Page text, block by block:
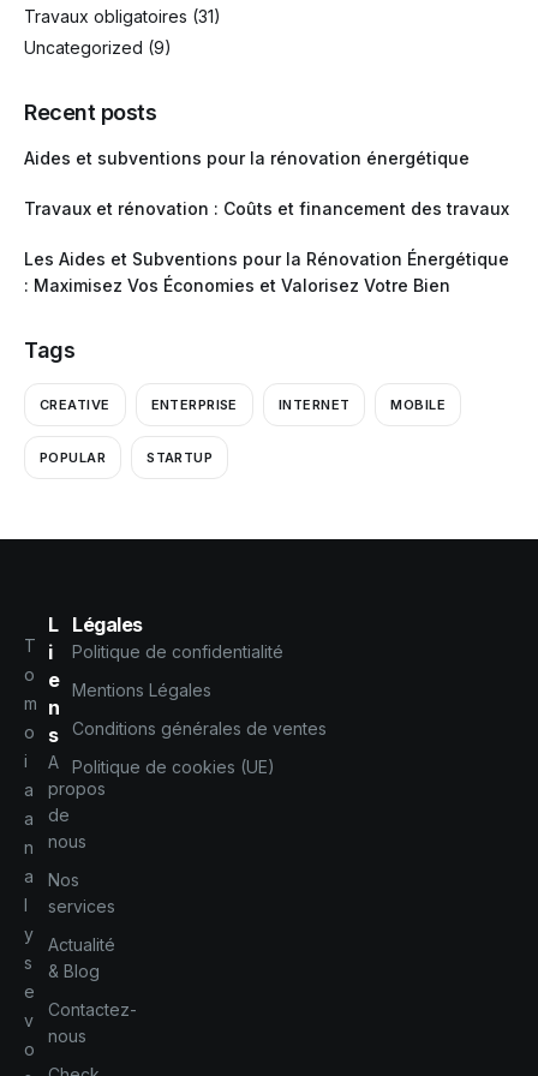
Travaux obligatoires (31)
Uncategorized (9)
Recent posts
Aides et subventions pour la rénovation énergétique
Travaux et rénovation : Coûts et financement des travaux
Les Aides et Subventions pour la Rénovation Énergétique
: Maximisez Vos Économies et Valorisez Votre Bien
Tags
CREATIVE ENTERPRISE INTERNET MOBILE
POPULAR STARTUP
T
o
m
o
i
a
a
n
a
l
y
s
e
v
o
L
i
e
n
s
A
propos
de
nous
Nos
services
Actualité
& Blog
Contactez-
nous
Légales
Politique de confidentialité
Mentions Légales
Conditions générales de ventes
Politique de cookies (UE)